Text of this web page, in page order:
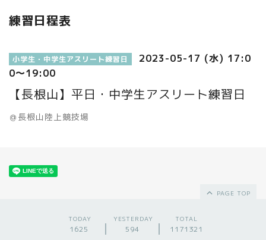
練習日程表
小学生・中学生アスリート練習日
2023-05-17 (水) 17:0
0～19:00
【長根山】平日・中学生アスリート練習日
＠長根山陸上競技場
PAGE TOP
TODAY
1625
YESTERDAY
594
TOTAL
1171321